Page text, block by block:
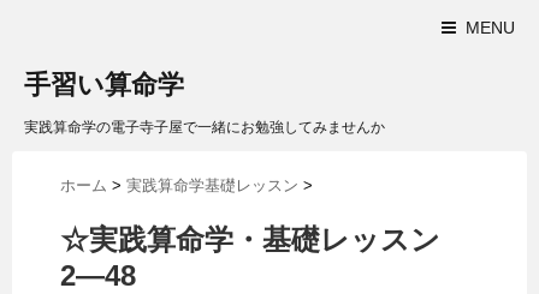
MENU
手習い算命学
実践算命学の電子寺子屋で一緒にお勉強してみませんか
ホーム > 実践算命学基礎レッスン >
☆実践算命学・基礎レッスン
2―48